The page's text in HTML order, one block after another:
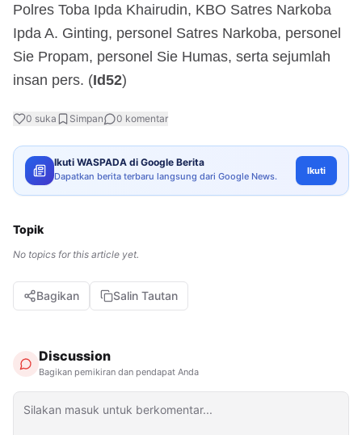
Polres Toba Ipda Khairudin, KBO Satres Narkoba
Ipda A. Ginting, personel Satres Narkoba, personel
Sie Propam, personel Sie Humas, serta sejumlah
insan pers. (Id52)
0 suka Simpan 0 komentar
Ikuti WASPADA di Google Berita
Dapatkan berita terbaru langsung dari Google News. Ikuti
Topik
No topics for this article yet.
Bagikan Salin Tautan
Discussion
Bagikan pemikiran dan pendapat Anda